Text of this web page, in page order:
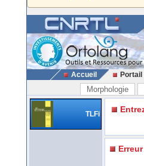
Accueil Portail
Morphologie
TLFi
Erreur